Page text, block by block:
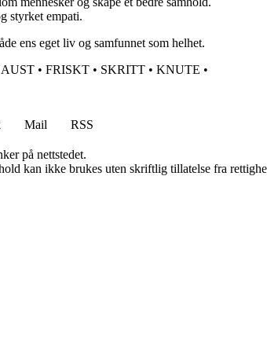
styrket empati.
ens eget liv og samfunnet som helhet.
• FRISKT • SKRITT • KNUTE •
Mail
RSS
på nettstedet.
kan ikke brukes uten skriftlig tillatelse fra